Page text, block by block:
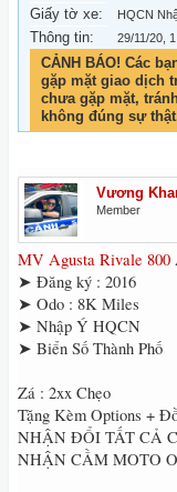
Giấy tờ xe: HQCN
Thông tin: 29/11/20 ,
CẢNH BÁO! Các
gặp mặt giao dịch
chưa gặp mặt,
không đúng sự
Vương
Member
MV Agusta Rivale 800
➤ Đăng ký : 2016
➤ Odo : 8K Miles
➤ Nhập Ý HQCN
➤ Biển Số Thành Phố
Zá : 2xx Chẹo
Tặng Kèm Options +
NHẬN ĐỔI TẤT CẢ
NHẬN CẦM MOTO